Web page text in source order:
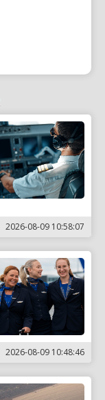
2026-08-09 10:58:07
2026-08-09 10:48:46